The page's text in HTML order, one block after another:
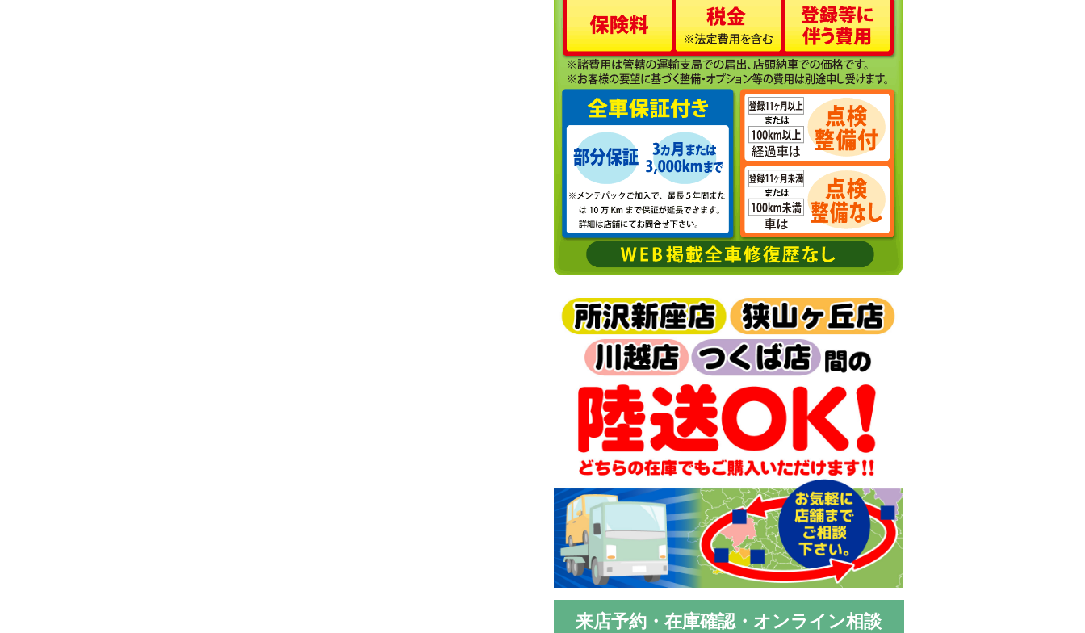
来店予約・在庫確認・オンライン相談